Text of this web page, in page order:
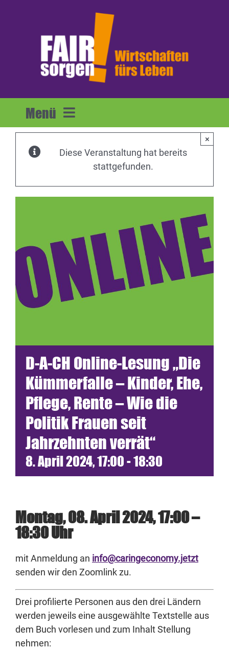
Menü
Home
Termine
Netzwerk
Blickwinkel
Spenden
Presse
Diese Veranstaltung hat bereits
stattgefunden.
×
D-A-CH Online-Lesung „Die
Kümmerfalle – Kinder, Ehe,
Pflege, Rente – Wie die
Politik Frauen seit
Jahrzehnten verrät“
8. April 2024, 17:00-18:30
Montag, 08. April 2024, 17:00 –
18:30 Uhr
mit Anmeldung an info@caringeconomy.jetzt
senden wir den Zoomlink zu.
Drei profilierte Personen aus den drei Ländern
werden jeweils eine ausgewählte Textstelle aus
dem Buch vorlesen und zum Inhalt Stellung
nehmen: